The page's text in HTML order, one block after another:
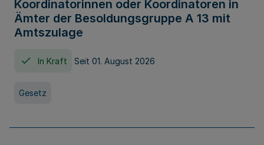
Koordinatorinnen oder Koordinatoren in
Ämter der Besoldungsgruppe A 13 mit
Amtszulage
In Kraft Seit 01. August 2026
Gesetz